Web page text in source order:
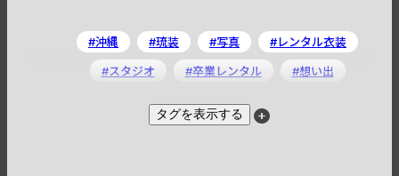
沖縄 琉装 写真 レンタル衣装
スタジオ 卒業レンタル 想い出
記念写真 エンターテイメント
タグを表示する